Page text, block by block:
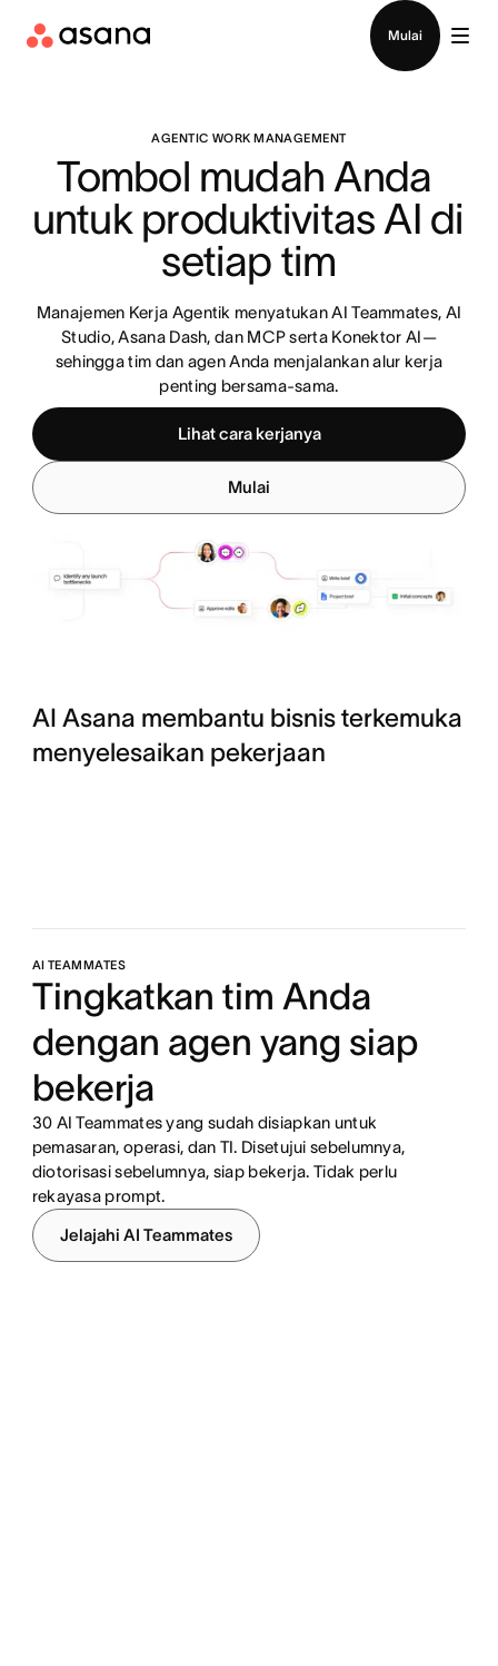
Mulai
AGENTIC WORK MANAGEMENT
Tombol mudah Anda
untuk produktivitas AI di
setiap tim
Manajemen Kerja Agentik menyatukan AI Teammates, AI
Studio, Asana Dash, dan MCP serta Konektor AI—
sehingga tim dan agen Anda menjalankan alur kerja
penting bersama-sama.
Lihat cara kerjanya
Mulai
AI Asana membantu bisnis terkemuka
menyelesaikan pekerjaan
AI TEAMMATES
Tingkatkan tim Anda
dengan agen yang siap
bekerja
30 AI Teammates yang sudah disiapkan untuk
pemasaran, operasi, dan TI. Disetujui sebelumnya,
diotorisasi sebelumnya, siap bekerja. Tidak perlu
rekayasa prompt.
Jelajahi AI Teammates